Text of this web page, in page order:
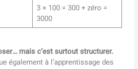
3 × 100 = 300 + zéro =
3000
mais c’est surtout structurer.
également à l’apprentissage des